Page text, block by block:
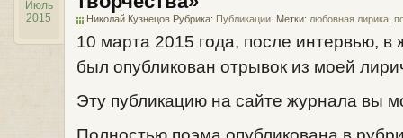
Николай Кузнецов Рубрика: Публикации . Метки: любовная лирика
Июль
2015
10 марта 2015 года, после интервью,
был опубликован отрывок из моей
Эту публикацию на сайте журнала вы